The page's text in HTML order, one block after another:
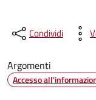
Condividi
Argomenti
Accesso